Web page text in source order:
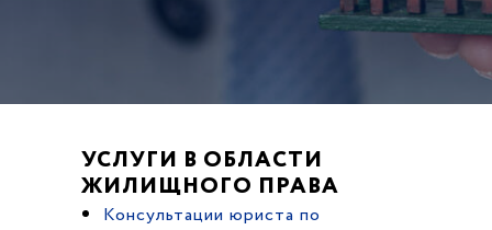
УСЛУГИ В ОБЛАСТИ
ЖИЛИЩНОГО ПРАВА
Консультации юриста по